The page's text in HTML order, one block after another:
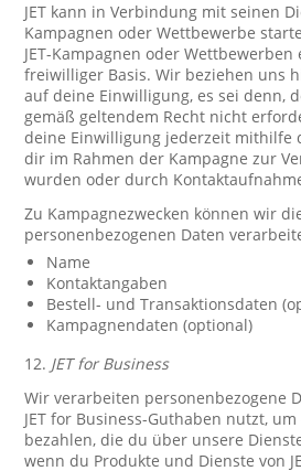
JET kann in Verbindung mit seinen
Kampagnen oder Wettbewerbe
JET-Kampagnen oder
freiwilliger Basis. Wir beziehen uns
auf deine Einwilligung, es sei denn,
gemäß geltendem Recht nicht
deine Einwilligung jederzeit mithilfe
dir im Rahmen der Kampagne zur
wurden oder durch
Zu Kampagnezwecken können wir
personenbezogenen Daten
Name
Kontaktangaben
Bestell- und Transaktionsdaten
Kampagnendaten (optional)
12. JET for Business
Wir verarbeiten personenbezogene
JET for Business-Guthaben nutzt,
bezahlen, die du über unsere
wenn du Produkte und Dienste von